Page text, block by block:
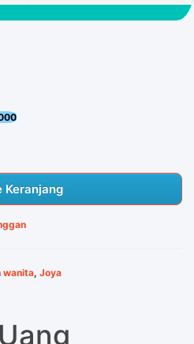
Keranjang
wanita, Joya